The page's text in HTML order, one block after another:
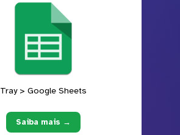
Tray > Google Sheets
Saiba mais →